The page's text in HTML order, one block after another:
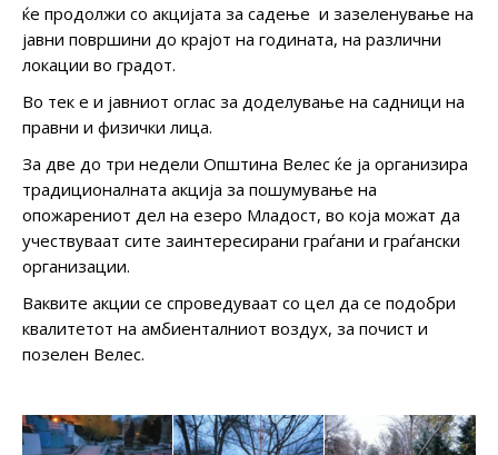
ќе продолжи со акцијата за садење и зазеленување на
јавни површини до крајот на годината, на различни
локации во градот.
Во тек е и јавниот оглас за доделување на садници на
правни и физички лица.
За две до три недели Општина Велес ќе ја организира
традиционалната акција за пошумување на
опожарениот дел на езеро Младост, во која можат да
учествуваат сите заинтересирани граѓани и граѓански
организации.
Ваквите акции се спроведуваат со цел да се подобри
квалитетот на амбиенталниот воздух, за почист и
позелен Велес.